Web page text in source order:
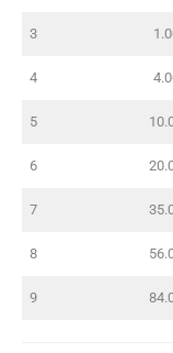
3
4
5
6
7
8
9